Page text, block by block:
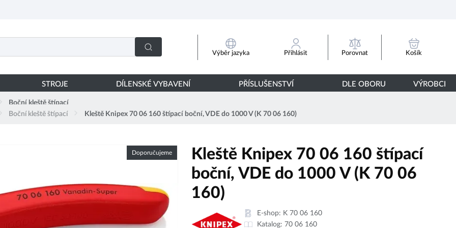
Výběr jazyka Přihlásit Porovnat Košík
STROJE DÍLENSKÉ VYBAVENÍ PŘÍSLUŠENSTVÍ DLE OBORU VÝROBCI
Boční kleště štípací
Boční kleště štípací Kleště Knipex 70 06 160 štípací boční, VDE do 1000 V (K 70 06 160)
Doporučujeme
Kleště Knipex 70 06 160 štípací
boční, VDE do 1000 V (K 70 06
160)
E-shop: K 70 06 160
Katalog: 70 06 160